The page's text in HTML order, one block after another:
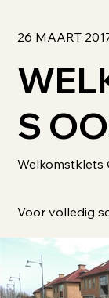
26 MAART
S
Welkomstklets
Voor volledig